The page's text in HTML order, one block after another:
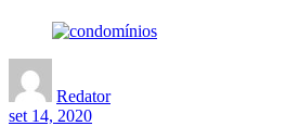
Redator
set 14, 2020